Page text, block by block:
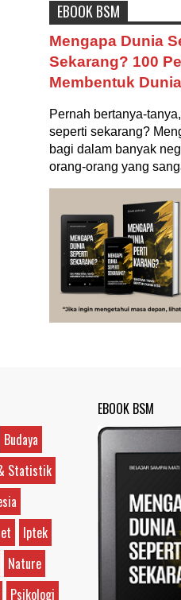
Astronomi Biologi
Entertainment
Fakta &
Filsafat
Flora Geografi
Indonesia
Internasional
Istilah Ilmiah
Makanan
Mitologi
Nature
Psikologi
Studi
Teknologi Tips
Tubuh Manusia
Umum
EBOOK BSM
Mengapa Dunia
Sekarang? 100
Membentuk
Pernah bertanya-
seperti sekarang?
bagi dalam banyak
orang-orang yang
Budaya
Statistik
Iptek
Nature
Psikologi
EBOOK BSM